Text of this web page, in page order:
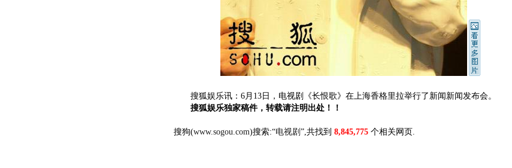
搜狐娱乐讯：6月13日，电视剧《长恨歌》在上海香格里拉举行了新闻新闻发布会。
搜狐娱乐独家稿件，转载请注明出处！！
搜狗(www.sogou.com)搜索:“电视剧 ”,共找到 8,845,775 个相关网页.